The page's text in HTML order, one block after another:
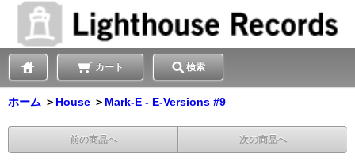
カート 検索
ホーム ＞ House ＞ Mark-E - E-Versions #9
前の商品へ 次の商品へ